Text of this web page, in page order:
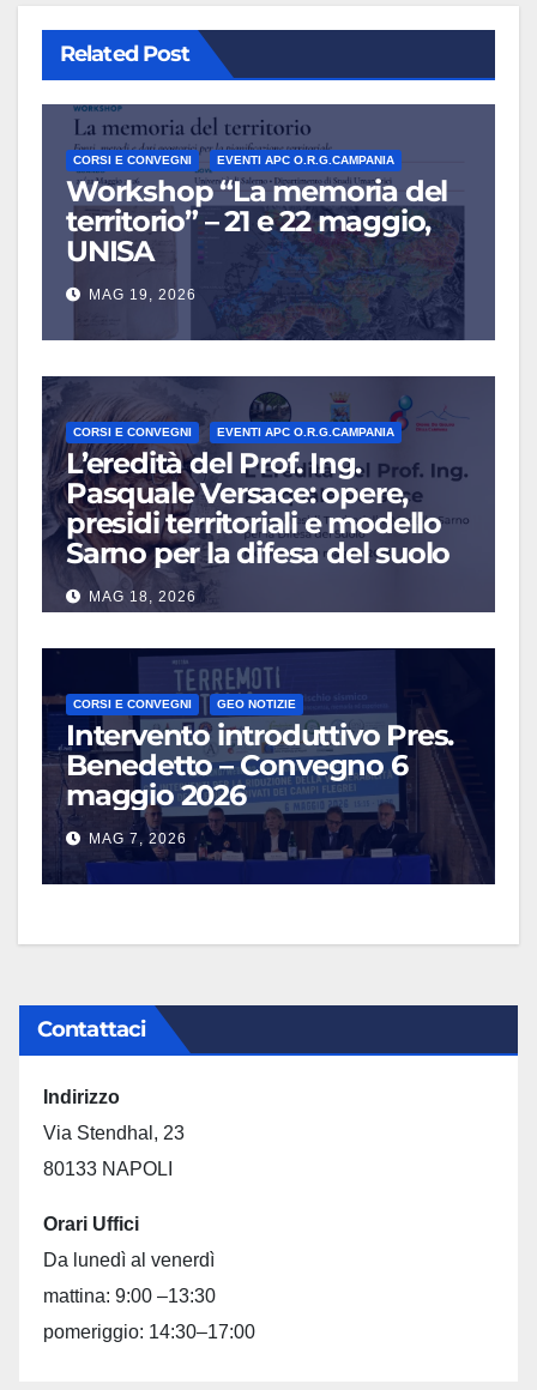
Related Post
CORSI E CONVEGNI EVENTI APC O.R.G.CAMPANIA
Workshop “La memoria del
territorio” – 21 e 22 maggio,
UNISA
MAG 19, 2026
CORSI E CONVEGNI EVENTI APC O.R.G.CAMPANIA
L’eredità del Prof. Ing.
Pasquale Versace: opere,
presidi territoriali e modello
Sarno per la difesa del suolo
MAG 18, 2026
CORSI E CONVEGNI GEO NOTIZIE
Intervento introduttivo Pres.
Benedetto – Convegno 6
maggio 2026
MAG 7, 2026
Contattaci
Indirizzo
Via Stendhal, 23
80133 NAPOLI
Orari Uffici
Da lunedì al venerdì
mattina: 9:00 –13:30
pomeriggio: 14:30–17:00